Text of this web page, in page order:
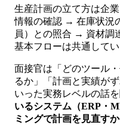
生産計画の立て方は企
情報の確認 → 在庫状況
員）との照合 → 資材調
基本フローは共通してい
面接官は「どのツール
るか」「計画と実績が
いった実務レベルの話
いるシステム（ERP・
ミングで計画を見直すか